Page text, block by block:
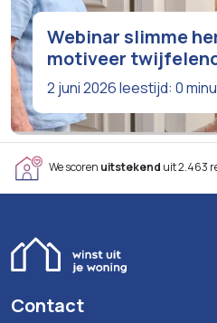
Webinar slimme
motiveer
2 juni 2026leestijd: 0
We scoren uitstekend uit 2.463
Contact